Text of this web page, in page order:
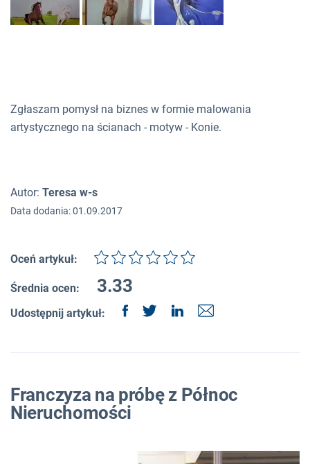
Zgłaszam pomysł na biznes w formie malowania
artystycznego na ścianach - motyw - Konie.
Autor: Teresa w-s
Data dodania: 01.09.2017
Oceń artykuł:
Średnia ocen: 3.33
Udostępnij artykuł:
Franczyza na próbę z Północ
Nieruchomości